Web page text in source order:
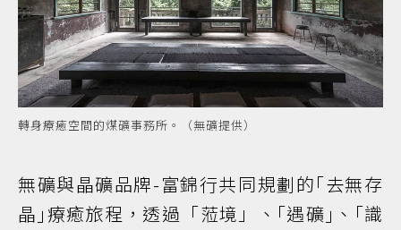
轉身療癒空間的煤礦事務所。（無礦提供）
無礦與晶礦品牌-富錦行共同規劃的｢去無存
晶｣療癒旅程，透過「蒞境」、｢遇礦｣、｢識